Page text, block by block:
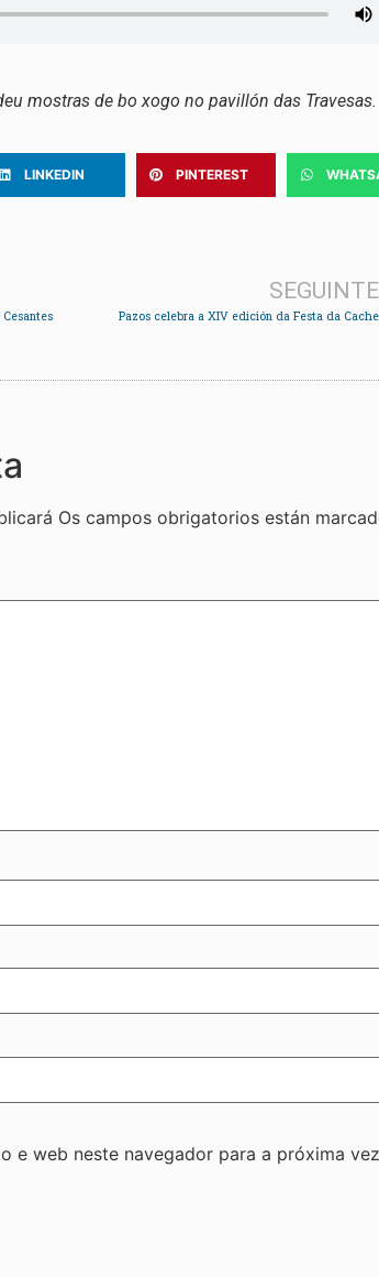
mostras de bo xogo no pavillón das Travesas.
LINKEDIN PINTEREST
Pazos celebra a XIV edición da Festa da
Os campos obrigatorios están
e web neste navegador para a próxima